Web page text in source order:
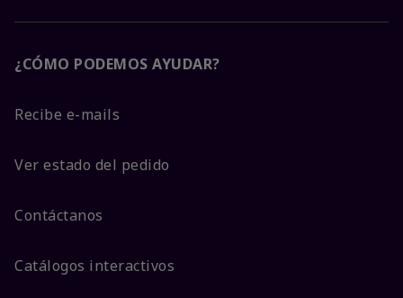
¿CÓMO PODEMOS AYUDAR?
Recibe e-mails
Ver estado del pedido
Contáctanos
Catálogos interactivos